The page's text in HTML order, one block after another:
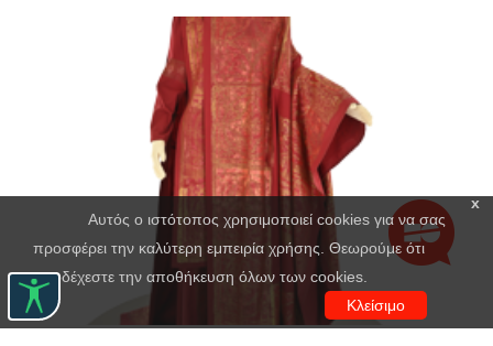
x
Αυτός ο ιστότοπος χρησιμοποιεί cookies για να σας
προσφέρει την καλύτερη εμπειρία χρήσης. Θεωρούμε ότι
αποδέχεστε την αποθήκευση όλων των cookies.
Κλείσιμο